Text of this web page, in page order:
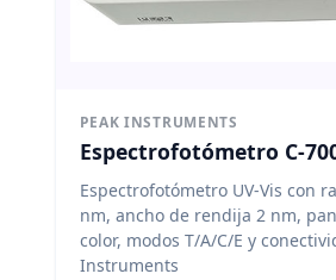
PEAK INSTRUMENTS
Espectrofotómetro C-
Espectrofotómetro UV-Vis con
nm, ancho de rendija 2 nm,
color, modos T/A/C/E y
Instruments